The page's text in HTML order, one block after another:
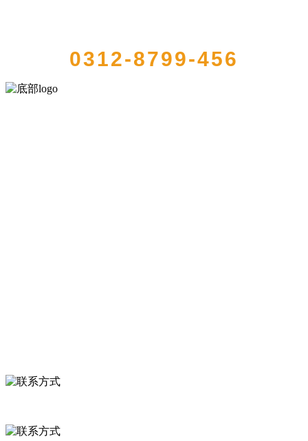
0312-8799-456